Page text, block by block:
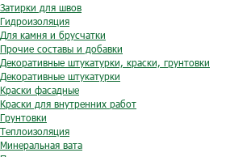
Затирки для швов
Гидроизоляция
Для камня и брусчатки
Прочие составы и добавки
Декоративные штукатурки, краски, грунтовки
Декоративные штукатурки
Краски фасадные
Краски для внутренних работ
Грунтовки
Теплоизоляция
Минеральная вата